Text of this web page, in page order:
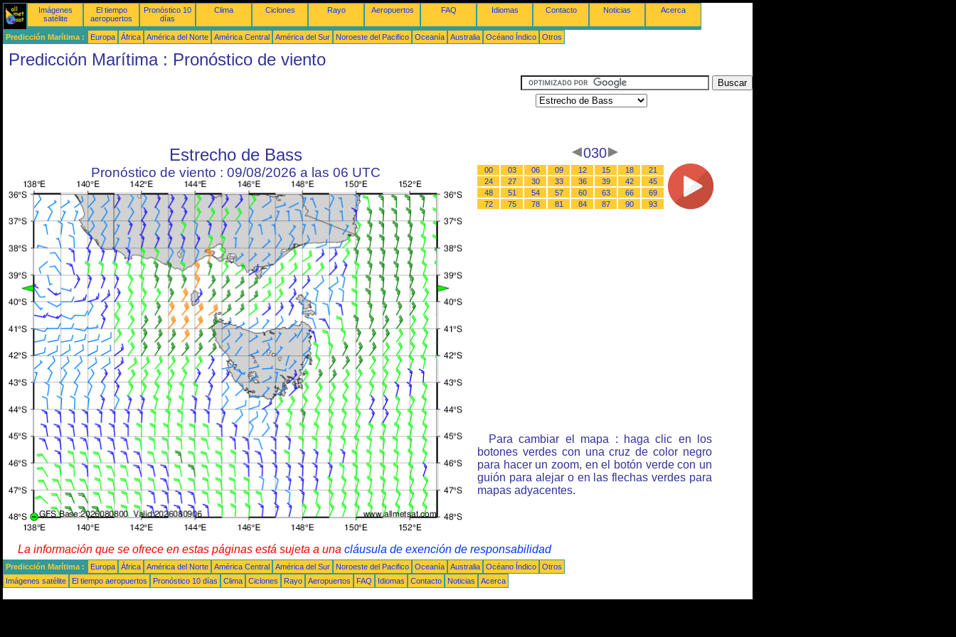
Imágenes
satélite
El tiempo
aeropuertos
Pronóstico 10
días
Clima Ciclones Rayo Aeropuertos FAQ Idiomas Contacto Noticias Acerca
Predicción Marítima : Europa África América del Norte América Central América del Sur Noroeste del Pacifico Oceanía Australia Océano Índico Otros
Predicción Marítima : Pronóstico de viento
Estrecho de Bass
Pronóstico de viento : 09/08/2026 a las 06 UTC
030
00 03 06 09 12 15 18
21
24
27 30 33 36 39 42
45
48
51 54 57 60 63 66
69
72
75 78 81 84 87 90 93
Para cambiar el mapa : haga clic en los
botones verdes con una cruz de color negro
para hacer un zoom, en el botón verde con un
guión para alejar o en las flechas verdes para
mapas adyacentes.
La información que se ofrece en estas páginas está sujeta a una cláusula de exención de responsabilidad
Predicción Marítima : Europa África América del Norte América Central América del Sur Noroeste del Pacifico Oceanía Australia Océano Índico
Otros
Imágenes satélite
El tiempo aeropuertos Pronóstico 10 días Clima Ciclones Rayo Aeropuertos FAQ Idiomas Contacto Noticias Acerca